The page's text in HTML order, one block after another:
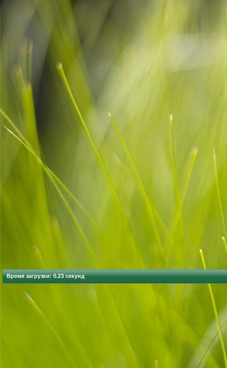
Время загрузки: 0.23 секунд